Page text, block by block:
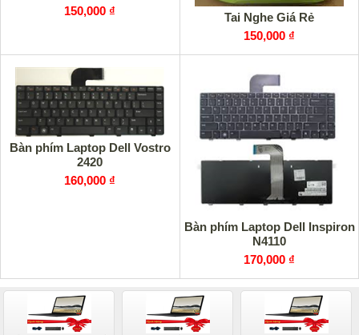
150,000 ₫
Tai Nghe Giá Rẻ
150,000 ₫
Bàn phím Laptop Dell Vostro
2420
160,000 ₫
Bàn phím Laptop Dell Inspiron
N4110
170,000 ₫